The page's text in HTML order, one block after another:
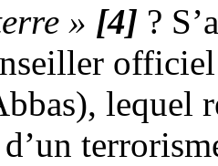
» [4] ?
lequel